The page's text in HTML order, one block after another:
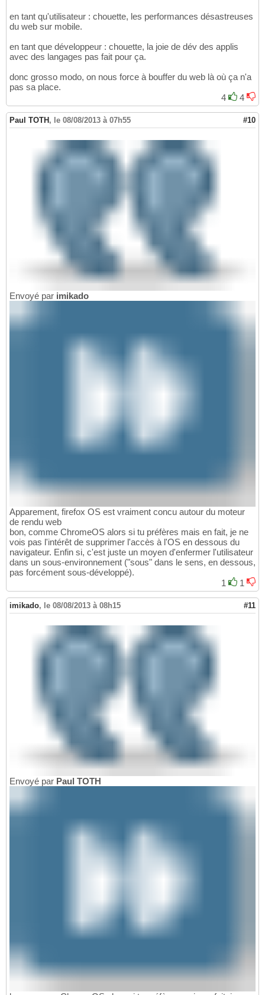
en tant qu'utilisateur : chouette, les performances désastreuses
du web sur mobile.
en tant que développeur : chouette, la joie de dév des applis
avec des langages pas fait pour ça.
donc grosso modo, on nous force à bouffer du web là où ça n'a
pas sa place.
4
4
Paul TOTH, le 08/08/2013 à 07h55 #10
Envoyé par imikado
Apparement, firefox OS est vraiment concu autour du moteur
de rendu web
bon, comme ChromeOS alors si tu préfères mais en fait, je ne
vois pas l'intérêt de supprimer l'accès à l'OS en dessous du
navigateur. Enfin si, c'est juste un moyen d'enfermer l'utilisateur
dans un sous-environnement ("sous" dans le sens, en dessous,
pas forcément sous-développé).
1
1
imikado, le 08/08/2013 à 08h15 #11
Envoyé par Paul TOTH